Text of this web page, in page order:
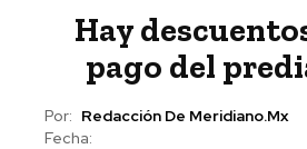
Hay
pago del
Por: Redacción De Meridiano.mx
Fecha: